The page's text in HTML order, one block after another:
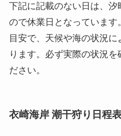
下記に記載のない日は、汐
ので休業日となっていま
目安で、天候や海の状況
ります。必ず実際の状況を
ださい。
衣崎海岸 潮干狩り日程